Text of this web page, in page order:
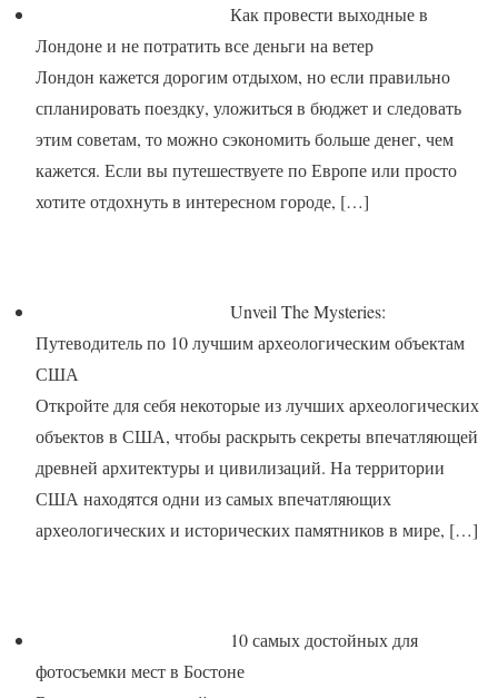
Как провести выходные в
Лондоне и не потратить все деньги на ветер
Лондон кажется дорогим отдыхом, но если правильно
спланировать поездку, уложиться в бюджет и следовать
этим советам, то можно сэкономить больше денег, чем
кажется. Если вы путешествуете по Европе или просто
хотите отдохнуть в интересном городе, […]
Unveil The Mysteries:
Путеводитель по 10 лучшим археологическим объектам
США
Откройте для себя некоторые из лучших археологических
объектов в США, чтобы раскрыть секреты впечатляющей
древней архитектуры и цивилизаций. На территории
США находятся одни из самых впечатляющих
археологических и исторических памятников в мире, […]
10 самых достойных для
фотосъемки мест в Бостоне